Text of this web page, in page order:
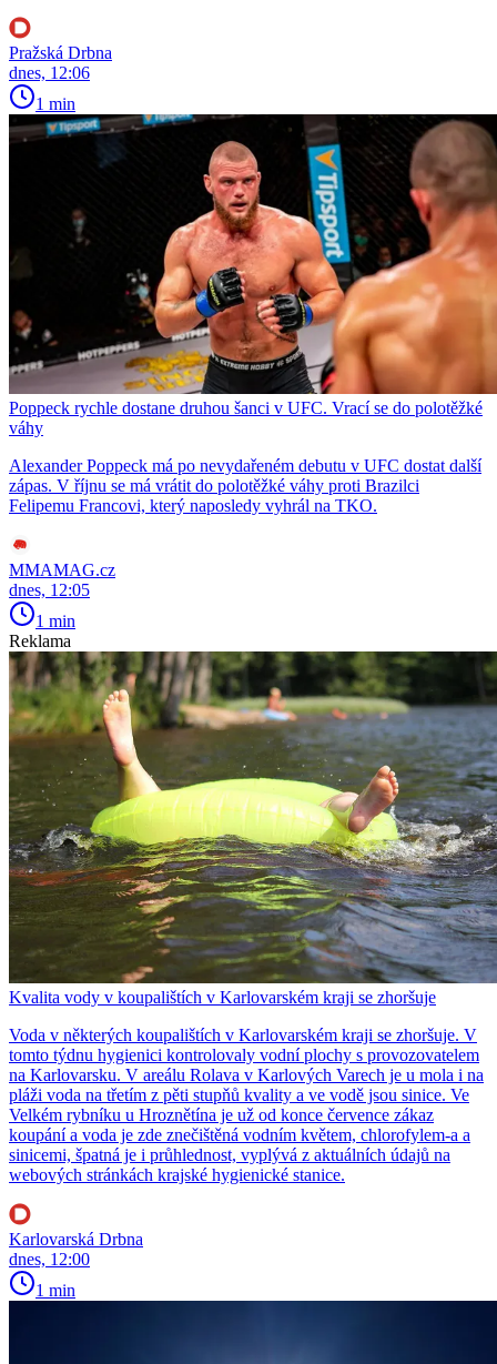
Pražská Drbna
dnes, 12:06
1 min
Poppeck rychle dostane druhou šanci v UFC. Vrací se do polotěžké
váhy
Alexander Poppeck má po nevydařeném debutu v UFC dostat další
zápas. V říjnu se má vrátit do polotěžké váhy proti Brazilci
Felipemu Francovi, který naposledy vyhrál na TKO.
MMAMAG.cz
dnes, 12:05
1 min
Reklama
Kvalita vody v koupalištích v Karlovarském kraji se zhoršuje
Voda v některých koupalištích v Karlovarském kraji se zhoršuje. V
tomto týdnu hygienici kontrolovaly vodní plochy s provozovatelem
na Karlovarsku. V areálu Rolava v Karlových Varech je u mola i na
pláži voda na třetím z pěti stupňů kvality a ve vodě jsou sinice. Ve
Velkém rybníku u Hroznětína je už od konce července zákaz
koupání a voda je zde znečištěná vodním květem, chlorofylem-a a
sinicemi, špatná je i průhlednost, vyplývá z aktuálních údajů na
webových stránkách krajské hygienické stanice.
Karlovarská Drbna
dnes, 12:00
1 min